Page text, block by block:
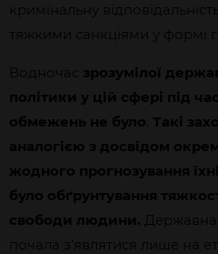
кримінальну
тяжкими санкціями у формі
Водночас
зрозумілої
політики у цій сфері під
обмежень не було Такі
аналогією з досвідом
жодного прогнозування
було обґрунтування
свободи людини. Державна
почала з’являтися лише на